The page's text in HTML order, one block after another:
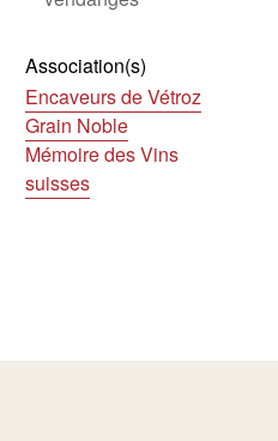
Association(s)
Encaveurs de Vétroz
Grain Noble
Mémoire des Vins
suisses